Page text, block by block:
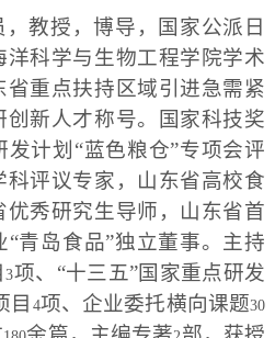
，教授，博导，国家公派日
科学与生物工程学院学术
重点扶持区域引进急需紧
新人才称号。国家科技奖
计划“蓝色粮仓”专项会评
评议专家，山东省高校食
秀研究生导师，山东省首
青岛食品”独立董事。主持
3项、“十三五”国家重点研发
目 4项、企业委托横向课题30